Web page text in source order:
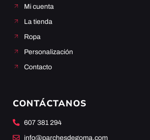
Mi cuenta
La tienda
Ropa
Personalización
Contacto
CONTÁCTANOS
607 381 294
info@parchesdegoma.com